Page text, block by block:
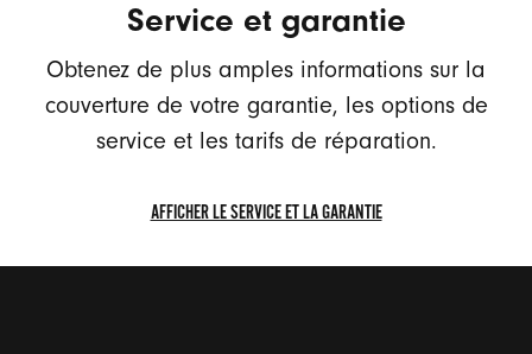
DE
Service et garantie
Obtenez de plus amples informations sur la
couverture de votre garantie, les options de
service et les tarifs de réparation.
AFFICHER LE SERVICE ET LA GARANTIE
LE